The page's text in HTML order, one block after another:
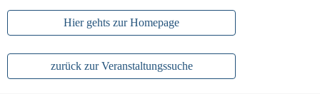
Hier gehts zur Homepage
zurück zur Veranstaltungssuche